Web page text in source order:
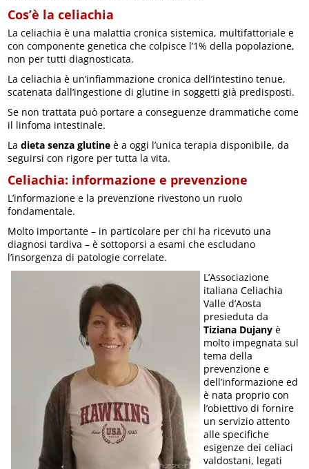
Cos’è la celiachia
La celiachia è una malattia cronica sistemica, multifattoriale e
con componente genetica che colpisce l’1% della popolazione,
non per tutti diagnosticata.
La celiachia è un’infiammazione cronica dell’intestino tenue,
scatenata dall’ingestione di glutine in soggetti già predisposti.
Se non trattata può portare a conseguenze drammatiche come
il linfoma intestinale.
Ladieta senza glutine è a oggi l’unica terapia disponibile, da
seguirsi con rigore per tutta la vita.
Celiachia: informazione e prevenzione
L’informazione e la prevenzione rivestono un ruolo
fondamentale.
Molto importante – in particolare per chi ha ricevuto una
diagnosi tardiva – è sottoporsi a esami che escludano
l’insorgenza di patologie correlate.
L’Associazione
italiana Celiachia
Valle d’Aosta
presieduta da
Tiziana Dujany è
molto impegnata sul
tema della
prevenzione e
dell’informazione ed
è nata proprio con
l’obiettivo di fornire
un servizio attento
alle specifiche
esigenze dei celiaci
valdostani, legati